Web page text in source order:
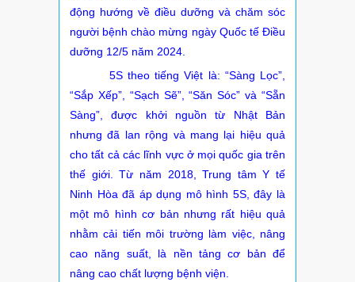
động hướng về điều dưỡng và chăm sóc
người bệnh chào mừng ngày Quốc tế Điều
dưỡng 12/5 năm 2024.
5S theo tiếng Việt là: “Sàng Lọc”,
“Sắp Xếp”, “Sạch Sẽ”, “Săn Sóc” và “Sẵn
Sàng”, được khởi nguồn từ Nhật Bản
nhưng đã lan rộng và mang lại hiệu quả
cho tất cả các lĩnh vực ở mọi quốc gia trên
thế giới. Từ năm 2018, Trung tâm Y tế
Ninh Hòa đã áp dụng mô hình 5S, đây là
một mô hình cơ bản nhưng rất hiệu quả
nhằm cải tiến môi trường làm việc, nâng
cao năng suất, là nền tảng cơ bản để
nâng cao chất lượng bệnh viện.